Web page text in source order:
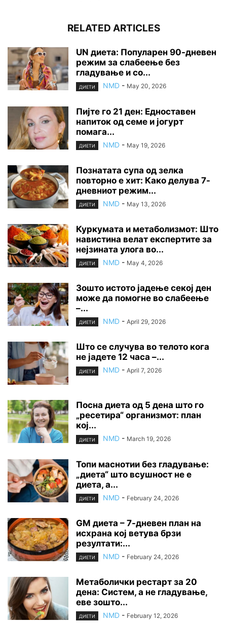
RELATED ARTICLES
UN диета: Популарен 90-дневен
режим за слабеење без
гладување и со...
ДИЕТИ NMD - May 20, 2026
Пијте го 21 ден: Едноставен
напиток од семе и јогурт
помага...
ДИЕТИ NMD - May 19, 2026
Познатата супа од зелка
повторно е хит: Како делува 7-
дневниот режим...
ДИЕТИ NMD - May 13, 2026
Куркумата и метаболизмот: Што
навистина велат експертите за
нејзината улога во...
ДИЕТИ NMD - May 4, 2026
Зошто истото јадење секој ден
може да помогне во слабеење
–...
ДИЕТИ NMD - April 29, 2026
Што се случува во телото кога
не јадете 12 часа –...
ДИЕТИ NMD - April 7, 2026
Посна диета од 5 дена што го
„ресетира“ организмот: план
кој...
ДИЕТИ NMD - March 19, 2026
Топи маснотии без гладување:
„диета“ што всушност не е
диета, а...
ДИЕТИ NMD - February 24, 2026
GM диета – 7-дневен план на
исхрана кој ветува брзи
резултати:...
ДИЕТИ NMD - February 24, 2026
Метаболички рестарт за 20
дена: Систем, а не гладување,
еве зошто...
ДИЕТИ NMD - February 12, 2026